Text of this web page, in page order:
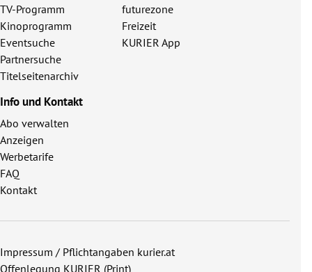
TV-Programm
Kinoprogramm
Eventsuche
Partnersuche
Titelseitenarchiv
futurezone
Freizeit
KURIER App
Info und Kontakt
Abo verwalten
Anzeigen
Werbetarife
FAQ
Kontakt
Impressum / Pflichtangaben kurier.at
Offenlegung KURIER (Print)